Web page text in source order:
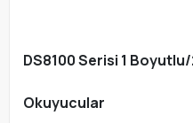
DS8100 Serisi 1
Okuyucular